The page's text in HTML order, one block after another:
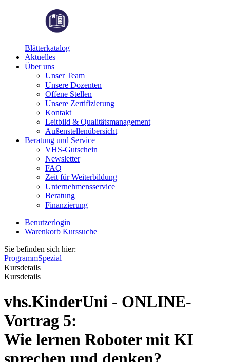
Blätterkatalog
Aktuelles
Über uns
Unser Team
Unsere Dozenten
Offene Stellen
Unsere Zertifizierung
Kontakt
Leitbild & Qualitätsmanagement
Außenstellenübersicht
Beratung und Service
VHS-Gutschein
Newsletter
FAQ
Zeit für Weiterbildung
Unternehmensservice
Beratung
Finanzierung
Benutzerlogin
Warenkorb Kurssuche
Sie befinden sich hier:
ProgrammSpezial
Kursdetails
Kursdetails
vhs.KinderUni - ONLINE-
Vortrag 5:
Wie lernen Roboter mit KI